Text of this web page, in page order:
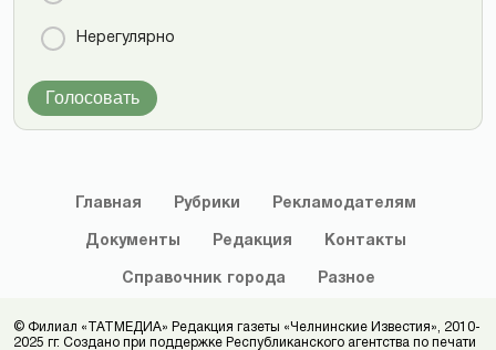
Нерегулярно
Голосовать
Главная Рубрики Рекламодателям
Документы Редакция Контакты
Справочник города Разное
© Филиал «ТАТМЕДИА» Редакция газеты «Челнинские Известия», 2010-
2025 гг. Создано при поддержке Республиканского агентства по печати